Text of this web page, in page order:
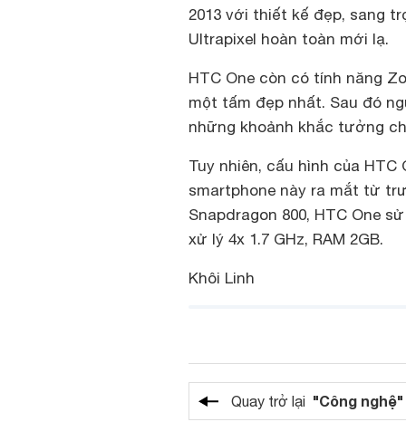
2013 với thiết kế đẹp, sang
Ultrapixel hoàn toàn mới lạ.
HTC One còn có tính năng
một tấm đẹp nhất. Sau đó
những khoảnh khắc tưởng
Tuy nhiên, cấu hình của
smartphone này ra mắt từ
Snapdragon 800, HTC One
xử lý 4x 1.7 GHz, RAM 2GB.
Khôi Linh
Quay trở lại "Công nghệ"